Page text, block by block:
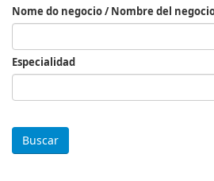
Nome do negocio / Nombre del
Especialidad